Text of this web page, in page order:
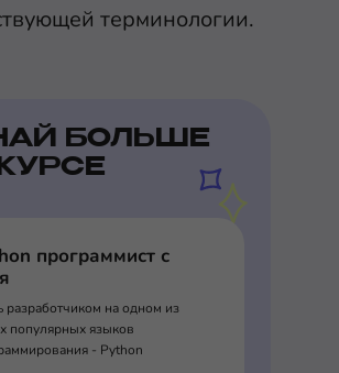
терминологии.
БОЛЬШЕ
программист с
разработчиком на одном из
популярных языков
- Python